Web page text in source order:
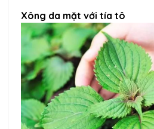
Xông da mặt với tía tô